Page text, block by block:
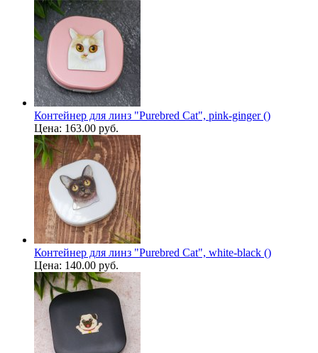
Контейнер для линз "Purebred Cat", pink-ginger ()
Цена: 163.00 руб.
Контейнер для линз "Purebred Cat", white-black ()
Цена: 140.00 руб.